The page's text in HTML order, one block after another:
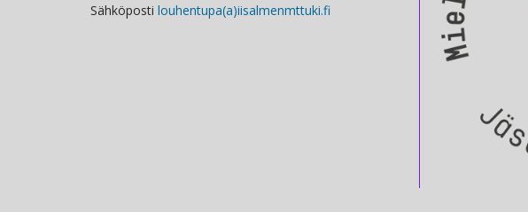
Sähköposti louhentupa(a)iisalmenmttuki.fi